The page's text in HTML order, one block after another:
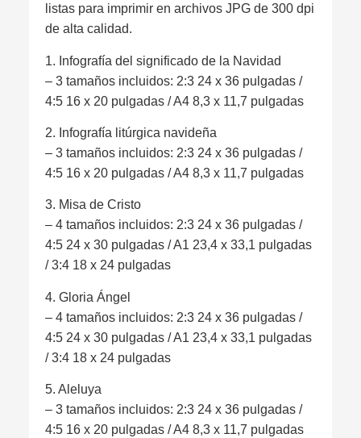
listas para imprimir en archivos JPG de 300 dpi
de alta calidad.
1. Infografía del significado de la Navidad
– 3 tamaños incluidos: 2:3 24 x 36 pulgadas /
4:5 16 x 20 pulgadas / A4 8,3 x 11,7 pulgadas
2. Infografía litúrgica navideña
– 3 tamaños incluidos: 2:3 24 x 36 pulgadas /
4:5 16 x 20 pulgadas / A4 8,3 x 11,7 pulgadas
3. Misa de Cristo
– 4 tamaños incluidos: 2:3 24 x 36 pulgadas /
4:5 24 x 30 pulgadas / A1 23,4 x 33,1 pulgadas
/ 3:4 18 x 24 pulgadas
4. Gloria Ángel
– 4 tamaños incluidos: 2:3 24 x 36 pulgadas /
4:5 24 x 30 pulgadas / A1 23,4 x 33,1 pulgadas
/ 3:4 18 x 24 pulgadas
5. Aleluya
– 3 tamaños incluidos: 2:3 24 x 36 pulgadas /
4:5 16 x 20 pulgadas / A4 8,3 x 11,7 pulgadas